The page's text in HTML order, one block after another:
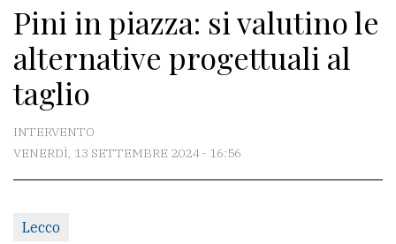
Meteo
CONTATTI
La
redazione
Per
Pini in piazza: si valutino le
alternative progettuali al
taglio
INTERVENTO
VENERDÌ, 13 SETTEMBRE 2024 - 16:56
Lecco